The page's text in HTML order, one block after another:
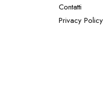
Contatti
Privacy Policy